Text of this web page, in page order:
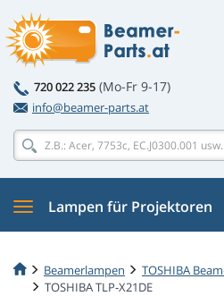
720 022 235 (Mo-Fr 9-17)
info@beamer-parts.at
Lampen für Projektoren
Beamerlampen
TOSHIBA
TOSHIBA TLP-X21DE